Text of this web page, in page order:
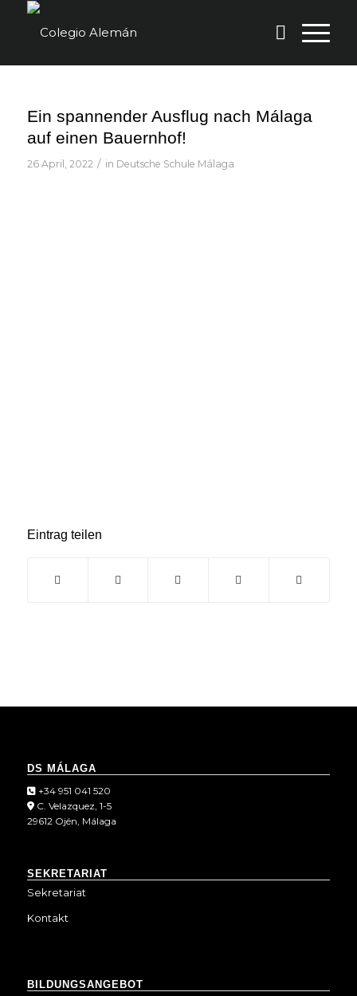
Ein spannender Ausflug nach Málaga
auf einen Bauernhof!
26 April, 2022 / in Deutsche Schule Málaga
Eintrag teilen
DS MÁLAGA
+34 951 041 520
C. Velazquez, 1-5
29612 Ojén, Málaga
SEKRETARIAT
Sekretariat
Kontakt
BILDUNGSANGEBOT